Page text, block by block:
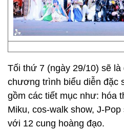
Tối thứ 7 (ngày 29/10) sẽ
chương trình biểu diễn đặc
gồm các tiết mục như: hóa
Miku, cos-walk show, J-
với 12 cung hoàng đạo.